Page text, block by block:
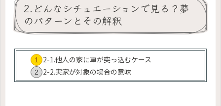
2.どんなシチュエーションで見る？夢
のパターンとその解釈
2-1.他人の家に車が突っ込むケース
2-2.実家が対象の場合の意味